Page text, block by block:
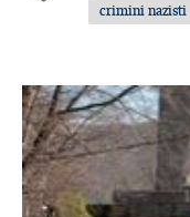
crimini nazisti